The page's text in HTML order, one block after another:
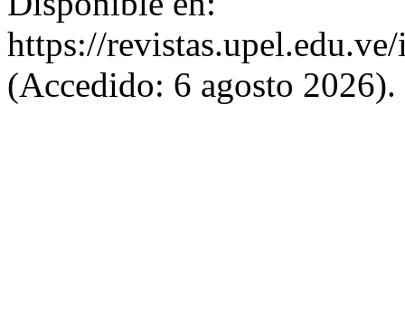
https://
(Accedido: 6 agosto 2026).